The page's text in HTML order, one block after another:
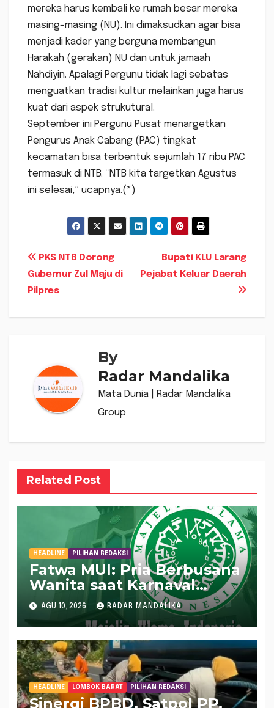
mereka harus kembali ke rumah besar mereka
masing-masing (NU). Ini dimaksudkan agar bisa
menjadi kader yang berguna membangun
Harakah (gerakan) NU dan untuk jamaah
Nahdiyin. Apalagi Pergunu tidak lagi sebatas
menguatkan tradisi kultur melainkan juga harus
kuat dari aspek strukutural.
September ini Pergunu Pusat menargetkan
Pengurus Anak Cabang (PAC) tingkat
kecamatan bisa terbentuk sejumlah 17 ribu PAC
termasuk di NTB. “NTB kita targetkan Agustus
ini selesai,” ucapnya.(*)
Navigasi
pos
Bupati KLU Larang
Pejabat Keluar Daerah
PKS NTB Dorong
Gubernur Zul Maju di
Pilpres
By
Radar Mandalika
Mata Dunia | Radar Mandalika
Group
Related Post
HEADLINE PILIHAN REDAKSI
Fatwa MUI: Pria Berbusana
Wanita saat Karnaval
Agustusan Hukumnya
Haram
AGU 10, 2026 RADAR MANDALIKA
HEADLINE LOMBOK BARAT PILIHAN REDAKSI
Sinergi BPBD, Satpol PP,